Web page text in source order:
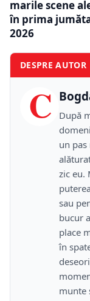
marile scene
în prima
2026
DESPRE AUTOR
C
După
un
zic eu.
sau
bucur
place
în
munte